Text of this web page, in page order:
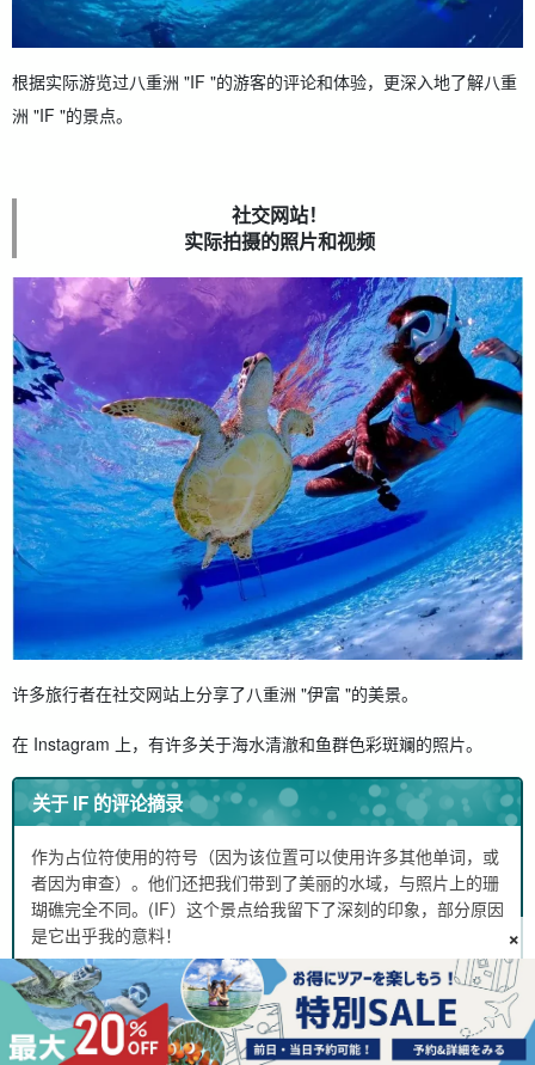
根据实际游览过八重洲 "IF "的游客的评论和体验，更深入地了解八重
洲 "IF "的景点。
社交网站！
实际拍摄的照片和视频
许多旅行者在社交网站上分享了八重洲 "伊富 "的美景。
在 Instagram 上，有许多关于海水清澈和鱼群色彩斑斓的照片。
关于 IF 的评论摘录
作为占位符使用的符号（因为该位置可以使用许多其他单词，或
者因为审查）。 他们还把我们带到了美丽的水域，与照片上的珊
瑚礁完全不同。(IF）这个景点给我留下了深刻的印象，部分原因
是它出乎我的意料！
XX 我和儿子也没有浮潜经验，但工作人员的服务非常好，他们
面带微笑，一针见血地解释，让每个人都很放心。工作人员推荐
的 ifu 也很棒！
×